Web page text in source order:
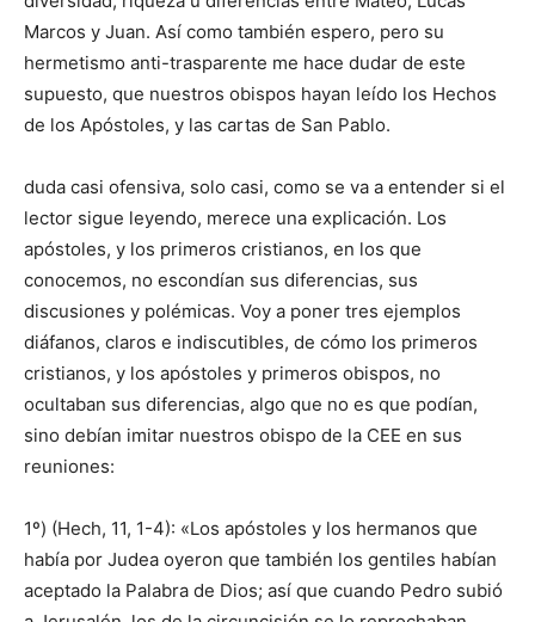
Marcos y Juan. Así como también espero, pero su
hermetismo anti-trasparente me hace dudar de este
supuesto, que nuestros obispos hayan leído los Hechos
de los Apóstoles, y las cartas de San Pablo.
duda casi ofensiva, solo casi, como se va a entender si el
lector sigue leyendo, merece una explicación. Los
apóstoles, y los primeros cristianos, en los que
conocemos, no escondían sus diferencias, sus
discusiones y polémicas. Voy a poner tres ejemplos
diáfanos, claros e indiscutibles, de cómo los primeros
cristianos, y los apóstoles y primeros obispos, no
ocultaban sus diferencias, algo que no es que podían,
sino debían imitar nuestros obispo de la CEE en sus
reuniones:
1º) (Hech, 11, 1-4): «Los apóstoles y los hermanos que
había por Judea oyeron que también los gentiles habían
aceptado la Palabra de Dios; así que cuando Pedro subió